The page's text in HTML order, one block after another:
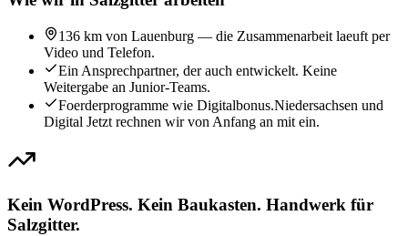
136 km von Lauenburg — die Zusammenarbeit laeuft per
Video und Telefon.
Ein Ansprechpartner, der auch entwickelt. Keine
Weitergabe an Junior-Teams.
Foerderprogramme wie Digitalbonus.Niedersachsen und
Digital Jetzt rechnen wir von Anfang an mit ein.
Kein WordPress. Kein Baukasten. Handwerk für
Salzgitter.